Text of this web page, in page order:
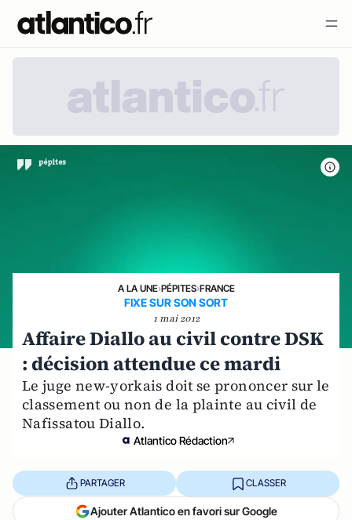
A LA UNE›PÉPITES›FRANCE
FIXE SUR SON SORT
1 mai 2012
Affaire Diallo au civil contre DSK
: décision attendue ce mardi
Le juge new-yorkais doit se prononcer sur le
classement ou non de la plainte au civil de
Nafissatou Diallo.
Atlantico Rédaction
PARTAGER CLASSER
Ajouter Atlantico en favori sur Google